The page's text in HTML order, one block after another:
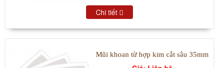
Chi tiết
Mũi khoan từ hợp kim cắt sâu 35mm